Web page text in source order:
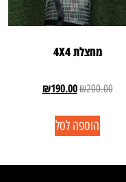
מחצלת 4X4
₪200.00
₪190.00
הוספה לסל